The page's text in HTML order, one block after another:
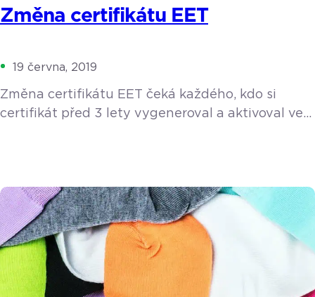
Změna certifikátu EET
19 června, 2019
Změna certifikátu EET čeká každého, kdo si
certifikát před 3 lety vygeneroval a aktivoval ve
Zjištění platnosti certifikátu EET Změna
certifikátu EET je ve vaší zodpovědnosti. Pro
správnou evidenci tržeb je velmi důležité, abyste
si datum […]